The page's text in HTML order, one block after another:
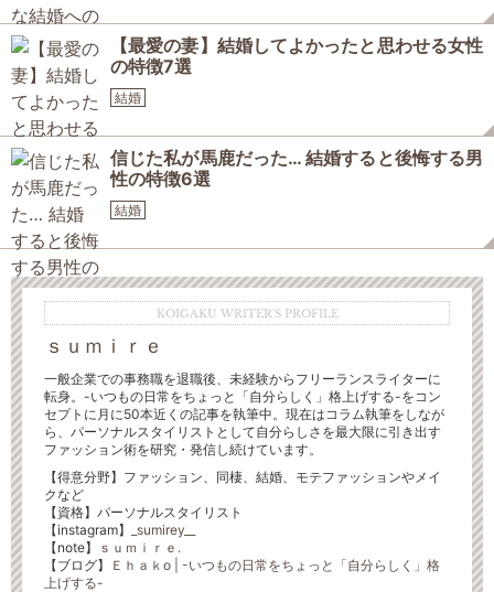
【最愛の妻】結婚してよかったと思わせる女性
の特徴7選
結婚
信じた私が馬鹿だった… 結婚すると後悔する男
性の特徴6選
結婚
KOIGAKU WRITER'S PROFILE
ｓｕｍｉｒｅ
一般企業での事務職を退職後、未経験からフリーランスライターに
転身。-いつもの日常をちょっと「自分らしく」格上げする-をコン
セプトに月に50本近くの記事を執筆中。現在はコラム執筆をしなが
ら、パーソナルスタイリストとして自分らしさを最大限に引き出す
ファッション術を研究・発信し続けています。
【得意分野】ファッション、同棲、結婚、モテファッションやメイ
クなど
【資格】パーソナルスタイリスト
【instagram】
_sumirey__
【note】
ｓｕｍｉｒｅ.
【ブログ】
Ｅｈａｋо | -いつもの日常をちょっと「自分らしく」格
上げする-